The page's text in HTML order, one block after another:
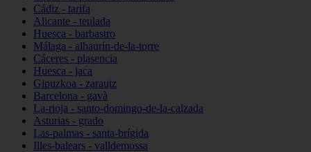
Cádiz - tarifa
Alicante - teulada
Huesca - barbastro
Málaga - alhaurín-de-la-torre
Cáceres - plasencia
Huesca - jaca
Gipuzkoa - zarautz
Barcelona - gavà
La-rioja - santo-domingo-de-la-calzada
Asturias - grado
Las-palmas - santa-brígida
Illes-balears - valldemossa